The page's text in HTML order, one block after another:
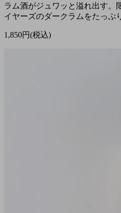
ラム酒がジュワッと溢れ出す。
イヤーズのダークラムをたっぷ
1,850円(税込)